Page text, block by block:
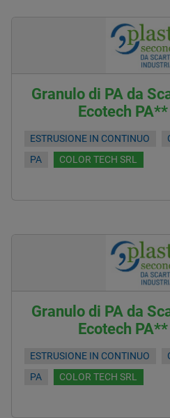
Granulo di PA da
Ecotech
ESTRUSIONE IN CONTINUO
PA
COLOR TECH SRL
Granulo di PA da
Ecotech
ESTRUSIONE IN CONTINUO
PA
COLOR TECH SRL